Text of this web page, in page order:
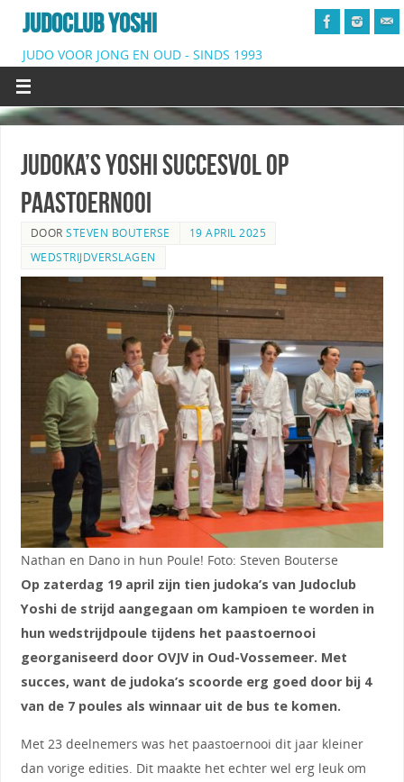
JUDOCLUB YOSHI
JUDO VOOR JONG EN OUD - SINDS 1993
Judoka’s Yoshi succesvol op
paastoernooi
DOORSTEVEN BOUTERSE
19 APRIL 2025
WEDSTRIJDVERSLAGEN
Nathan en Dano in hun Poule! Foto: Steven Bouterse
Op zaterdag 19 april zijn tien judoka’s van Judoclub
Yoshi de strijd aangegaan om kampioen te worden in
hun wedstrijdpoule tijdens het paastoernooi
georganiseerd door OVJV in Oud-Vossemeer. Met
succes, want de judoka’s scoorde erg goed door bij 4
van de 7 poules als winnaar uit de bus te komen.
Met 23 deelnemers was het paastoernooi dit jaar kleiner
dan vorige edities. Dit maakte het echter wel erg leuk om